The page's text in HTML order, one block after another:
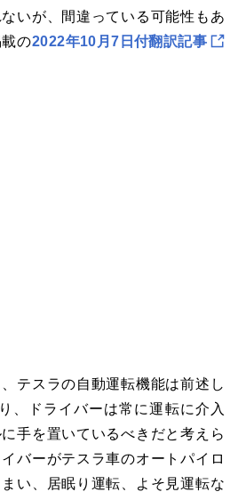
いが、間違っている可能性もあ
の2022年10月7日付翻訳記事
テスラの自動運転機能は前述し
、ドライバーは常に運転に介入
手を置いているべきだと考えら
バーがテスラ車のオートパイロ
い、居眠り運転、よそ見運転な